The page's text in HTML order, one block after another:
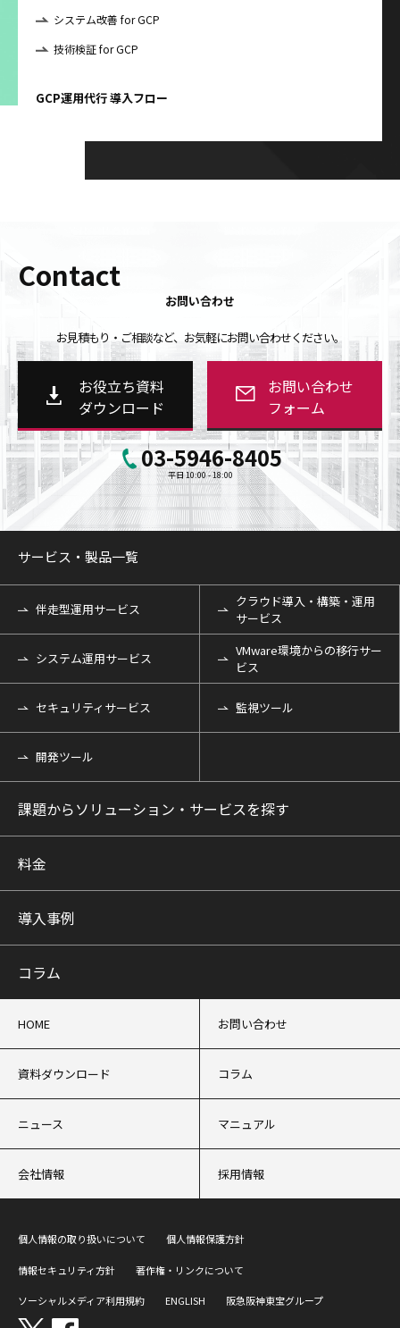
システム改善 for GCP
技術検証 for GCP
GCP運用代行 導入フロー
Contact
お問い合わせ
お見積もり・ご相談など、お気軽にお問い合わせください。
お役立ち資料
ダウンロード
お問い合わせ
フォーム
03-5946-8405
平日 10:00 - 18:00
サービス・製品一覧
伴走型運用サービス
クラウド導入・構築・運用
サービス
システム運用サービス
VMware環境からの移行サー
ビス
セキュリティサービス 監視ツール
開発ツール
課題からソリューション・サービスを探す
料金
導入事例
コラム
HOME お問い合わせ
資料ダウンロード コラム
ニュース マニュアル
会社情報 採用情報
個人情報の取り扱いについて 個人情報保護方針
情報セキュリティ方針 著作権・リンクについて
ソーシャルメディア利用規約 ENGLISH 阪急阪神東宝グループ